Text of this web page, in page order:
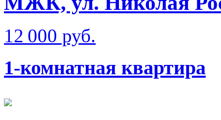
12 000 руб.
1-комнатная квартира